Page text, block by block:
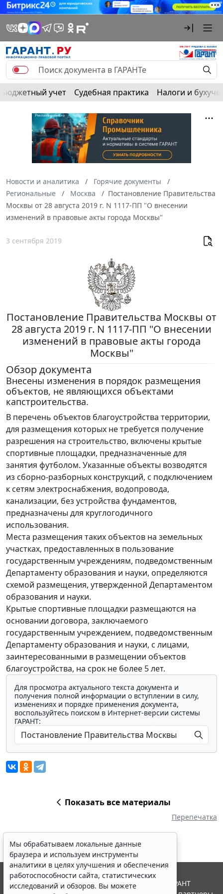
Бюджетный учет Судебная практика Налоги и
Новости и аналитика
Горячие документы
Региональные
Москва
Постановление Правительства
Москвы от 28 августа 2019 г. N 1117-ПП "О внесении
изменений в правовые акты города Москвы"
3 сентября 2019
Постановление Правительства Москвы от
28 августа 2019 г. N 1117-ПП "О внесении
изменений в правовые акты города
Москвы"
Обзор документа
Внесены изменения в порядок размещения
объектов, не являющихся объектами
капстроительства.
В перечень объектов благоустройства территории,
для размещения которых не требуется получение
разрешения на строительство, включены крытые
спортивные площадки, предназначенные для
занятия футболом. Указанные объекты возводятся
из сборно-разборных конструкций, с подключением
к сетям электроснабжения, водопровода,
канализации, без устройства фундаментов,
предназначены для круглогодичного
использования.
Места размещения таких объектов на земельных
участках, предоставленных в пользование
государственным учреждениям, подведомственным
Департаменту образования и науки, определяются
схемой размещения, утвержденной Департаментом
образования и науки.
Крытые спортивные площадки размещаются на
основании договора, заключаемого
государственным учреждением, подведомственным
Департаменту образования и науки, с лицами,
заинтересованными в размещении объектов
благоустройства, на срок не более 5 лет.
Для просмотра актуального текста документа и
получения полной информации о вступлении в силу,
изменениях и порядке применения документа,
воспользуйтесь поиском в Интернет-версии системы
ГАРАНТ:
Показать все материалы
Перепечатка
Мы обрабатываем локальные данные
браузера и используем инструменты
аналитики в целях улучшения и обеспечения
работоспособности сайта, статистических
исследований и обзоров. Вы можете
© ООО "НПП "ГАРАНТ-СЕРВИС", 2026. Система ГАРАНТ